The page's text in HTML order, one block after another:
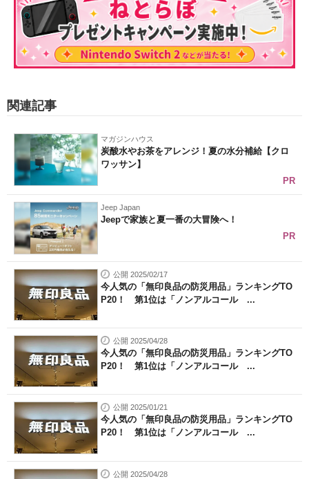
関連記事
マガジンハウス
炭酸水やお茶をアレンジ！夏の水分補給【クロ
ワッサン】
PR
Jeep Japan
Jeepで家族と夏一番の大冒険へ！
PR
公開 2025/02/17
今人気の「無印良品の防災用品」ランキングTO
P20！ 第1位は「ノンアルコール ...
公開 2025/04/28
今人気の「無印良品の防災用品」ランキングTO
P20！ 第1位は「ノンアルコール ...
公開 2025/01/21
今人気の「無印良品の防災用品」ランキングTO
P20！ 第1位は「ノンアルコール ...
公開 2025/04/28